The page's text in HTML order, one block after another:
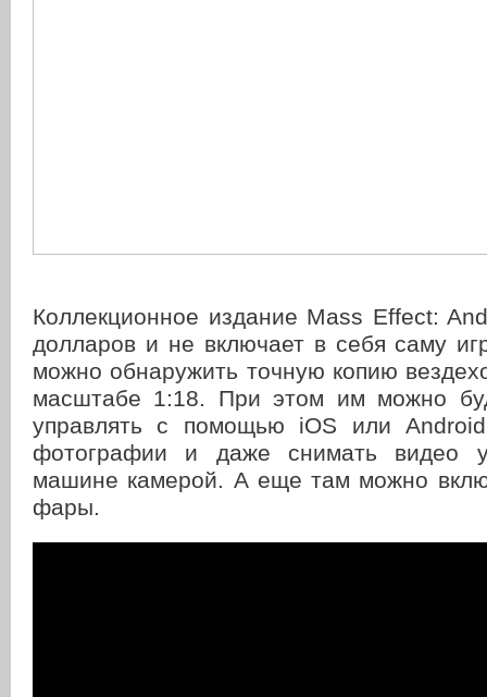
Коллекционное издание Mass Effect:
долларов и не включает в себя саму
можно обнаружить точную копию
масштабе 1:18. При этом им можно
управлять с помощью iOS или
фотографии и даже снимать видео
машине камерой. А еще там можно
фары.